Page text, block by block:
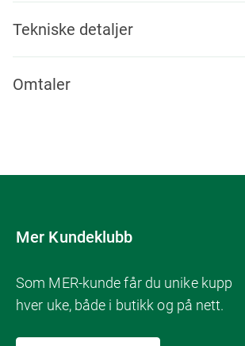
Tekniske detaljer
Omtaler
Mer Kundeklubb
Som MER-kunde får du unike kupp
hver uke, både i butikk og på nett.